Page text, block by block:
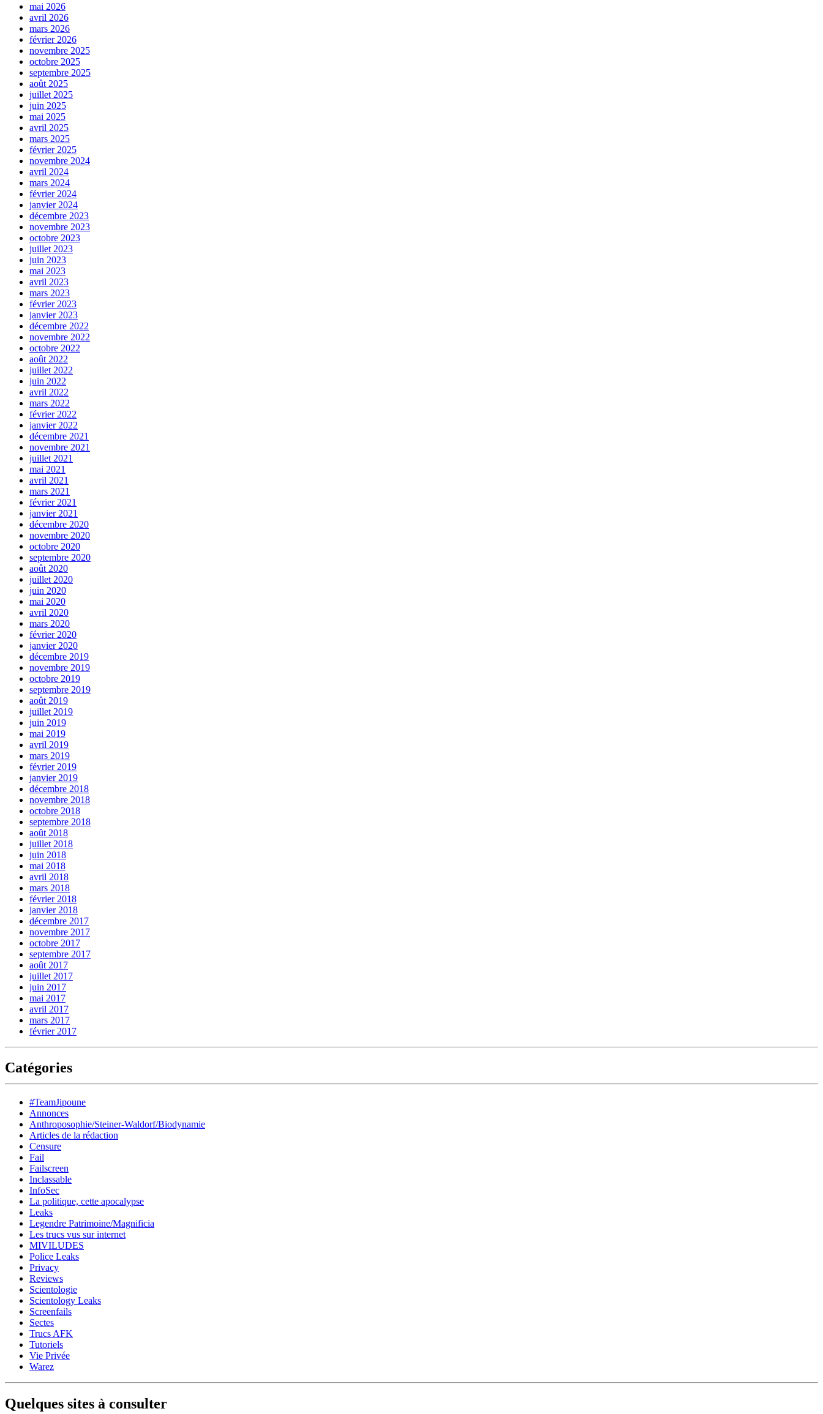
mai 2026
avril 2026
mars 2026
février 2026
novembre 2025
octobre 2025
septembre 2025
août 2025
juillet 2025
juin 2025
mai 2025
avril 2025
mars 2025
février 2025
novembre 2024
avril 2024
mars 2024
février 2024
janvier 2024
décembre 2023
novembre 2023
octobre 2023
juillet 2023
juin 2023
mai 2023
avril 2023
mars 2023
février 2023
janvier 2023
décembre 2022
novembre 2022
octobre 2022
août 2022
juillet 2022
juin 2022
avril 2022
mars 2022
février 2022
janvier 2022
décembre 2021
novembre 2021
juillet 2021
mai 2021
avril 2021
mars 2021
février 2021
janvier 2021
décembre 2020
novembre 2020
octobre 2020
septembre 2020
août 2020
juillet 2020
juin 2020
mai 2020
avril 2020
mars 2020
février 2020
janvier 2020
décembre 2019
novembre 2019
octobre 2019
septembre 2019
août 2019
juillet 2019
juin 2019
mai 2019
avril 2019
mars 2019
février 2019
janvier 2019
décembre 2018
novembre 2018
octobre 2018
septembre 2018
août 2018
juillet 2018
juin 2018
mai 2018
avril 2018
mars 2018
février 2018
janvier 2018
décembre 2017
novembre 2017
octobre 2017
septembre 2017
août 2017
juillet 2017
juin 2017
mai 2017
avril 2017
mars 2017
février 2017
Catégories
#TeamJipoune
Annonces
Anthroposophie/Steiner-Waldorf/Biodynamie
Articles de la rédaction
Censure
Fail
Failscreen
Inclassable
InfoSec
La politique, cette apocalypse
Leaks
Legendre Patrimoine/Magnificia
Les trucs vus sur internet
MIVILUDES
Police Leaks
Privacy
Reviews
Scientologie
Scientology Leaks
Screenfails
Sectes
Trucs AFK
Tutoriels
Vie Privée
Warez
Quelques sites à consulter